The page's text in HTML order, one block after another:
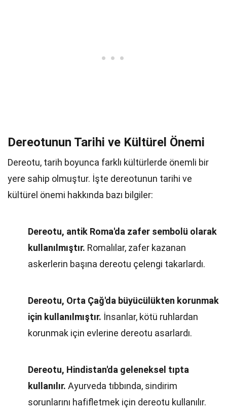
Dereotunun Tarihi ve Kültürel Önemi
Dereotu, tarih boyunca farklı kültürlerde önemli bir
yere sahip olmuştur. İşte dereotunun tarihi ve
kültürel önemi hakkında bazı bilgiler:
Dereotu, antik Roma'da zafer sembolü olarak
kullanılmıştır. Romalılar, zafer kazanan
askerlerin başına dereotu çelengi takarlardı.
Dereotu, Orta Çağ'da büyücülükten korunmak
için kullanılmıştır. İnsanlar, kötü ruhlardan
korunmak için evlerine dereotu asarlardı.
Dereotu, Hindistan'da geleneksel tıpta
kullanılır. Ayurveda tıbbında, sindirim
sorunlarını hafifletmek için dereotu kullanılır.